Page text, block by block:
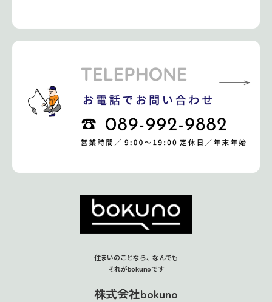
住まいのことなら、なんでも
それがbokunoです
株式会社bokuno